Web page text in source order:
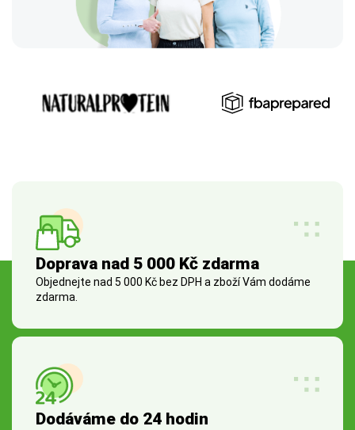
Doprava nad 5 000 Kč zdarma
Objednejte nad 5 000 Kč bez DPH a zboží Vám dodáme
zdarma.
Dodáváme do 24 hodin